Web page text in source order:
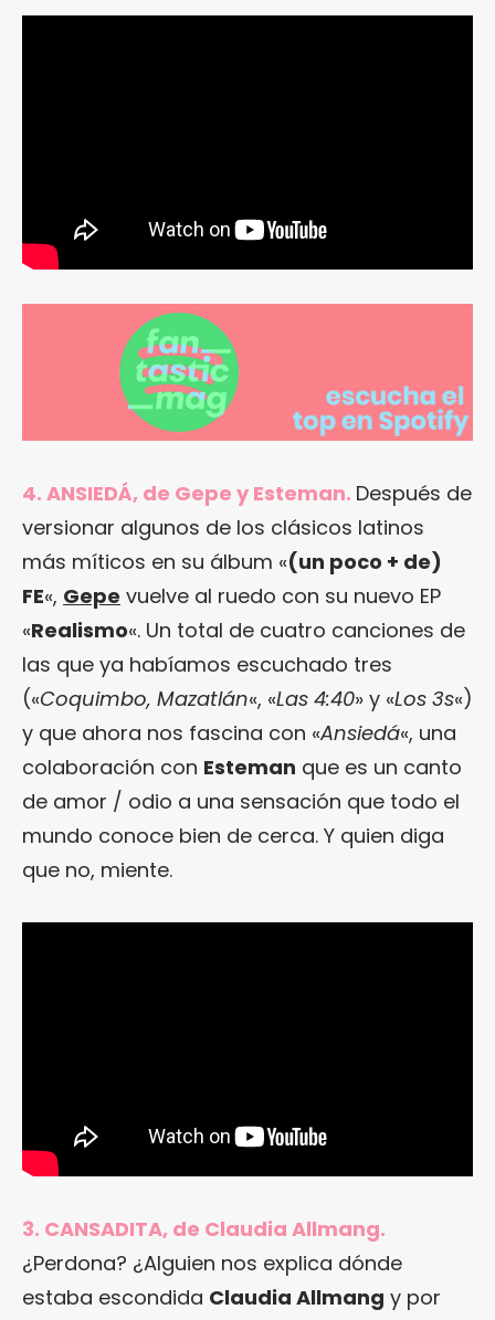
4. ANSIEDÁ, de Gepe y Esteman. Después de
versionar algunos de los clásicos latinos
más míticos en su álbum «(un poco + de)
FE«, Gepe vuelve al ruedo con su nuevo EP
«Realismo«. Un total de cuatro canciones de
las que ya habíamos escuchado tres
(«Coquimbo, Mazatlán«, «Las 4:40» y «Los 3s«)
y que ahora nos fascina con «Ansiedá«, una
colaboración con Esteman que es un canto
de amor / odio a una sensación que todo el
mundo conoce bien de cerca. Y quien diga
que no, miente.
3. CANSADITA, de Claudia Allmang.
¿Perdona? ¿Alguien nos explica dónde
estaba escondida Claudia Allmang y por